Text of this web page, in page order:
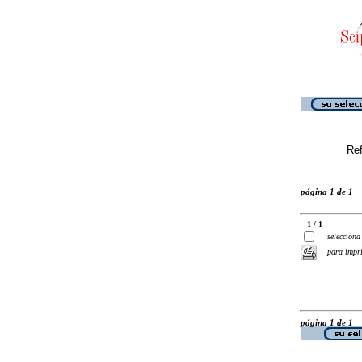
página 1 de 1
1 / 1
selecciona
para
página 1 de 1